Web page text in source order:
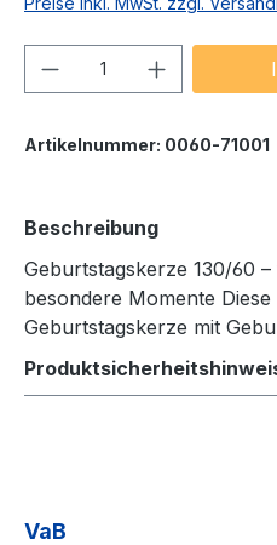
Produkt Anzahl:
Artikelnummer: 0060-71001
Beschreibung
Geburtstagskerze 130/60
besondere Momente
Geburtstagskerze mit
VaB